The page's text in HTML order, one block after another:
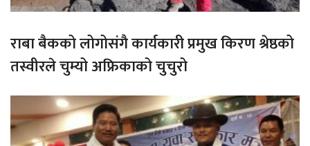
राबा बैकको लोगोसंगै कार्यकारी प्रमुख किरण श्रेष्ठको
तस्वीरले चुम्यो अफ्रिकाको चुचुरो